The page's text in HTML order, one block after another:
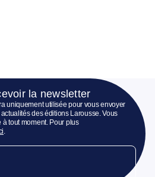
la newsletter
uniquement utilisée pour vous envoyer
des éditions Larousse. Vous
tout moment. Pour plus